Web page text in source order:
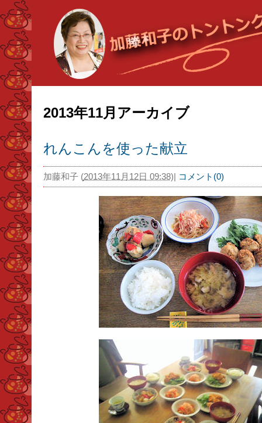
2013年11月アーカイブ
れんこんを使った献立
加藤和子(2013年11月12日 09:38)| コメント(0)